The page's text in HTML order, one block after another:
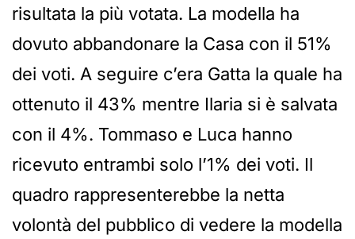
risultata la più votata. La modella ha
dovuto abbandonare la Casa con il 51%
dei voti. A seguire c’era Gatta la quale ha
ottenuto il 43% mentre Ilaria si è salvata
con il 4%. Tommaso e Luca hanno
ricevuto entrambi solo l’1% dei voti. Il
quadro rappresenterebbe la netta
volontà del pubblico di vedere la modella